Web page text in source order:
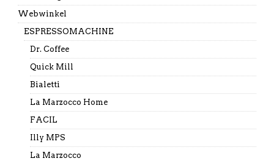
Webwinkel
ESPRESSOMACHINE
Dr. Coffee
Quick Mill
Bialetti
La Marzocco Home
FACIL
Illy MPS
La Marzocco